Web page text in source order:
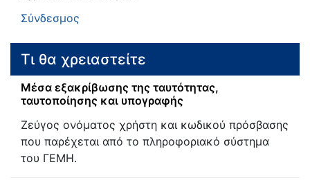
Σύνδεσμος
Τι θα χρειαστείτε
Μέσα εξακρίβωσης της ταυτότητας,
ταυτοποίησης και υπογραφής
Ζεύγος ονόματος χρήστη και κωδικού πρόσβασης
που παρέχεται από το πληροφοριακό σύστημα
του ΓΕΜΗ.